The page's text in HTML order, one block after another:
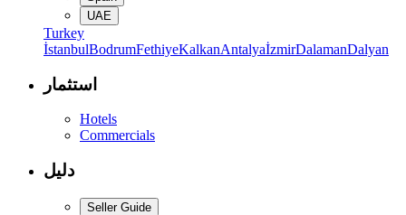
UAE
Turkey
İstanbulBodrumFethiyeKalkanAntalyaİzmirDalamanDalyan
استثمار
Hotels
Commercials
دليل
Seller Guide